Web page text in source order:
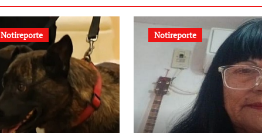
Notireporte Notireporte